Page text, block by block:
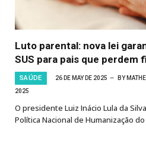
Luto parental: nova lei
SUS para pais que perdem
SAÚDE 26 DE MAY DE 2025 BY
2025
O presidente Luiz Inácio Lula da
Política Nacional de Humanização